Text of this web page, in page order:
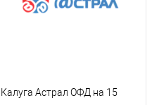
Калуга Астрал ОФД на 15